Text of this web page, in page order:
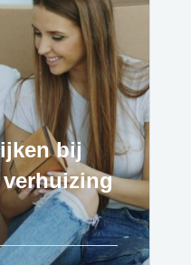
bij